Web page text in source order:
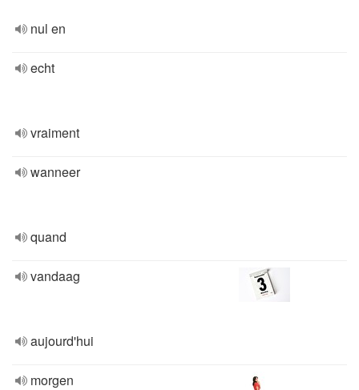
nul en
echt
vraiment
wanneer
quand
vandaag
aujourd'hui
morgen